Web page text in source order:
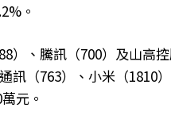
。
）、騰訊（700）及山高
訊（763）、小米（1810
元。